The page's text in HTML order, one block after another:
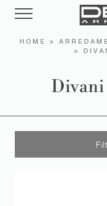
HOME >
>